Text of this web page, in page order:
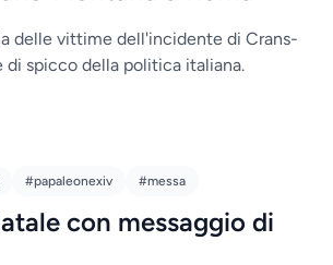
delle vittime dell'incidente di Crans-
spicco della politica italiana.
#papaleonexiv #messa
con messaggio di